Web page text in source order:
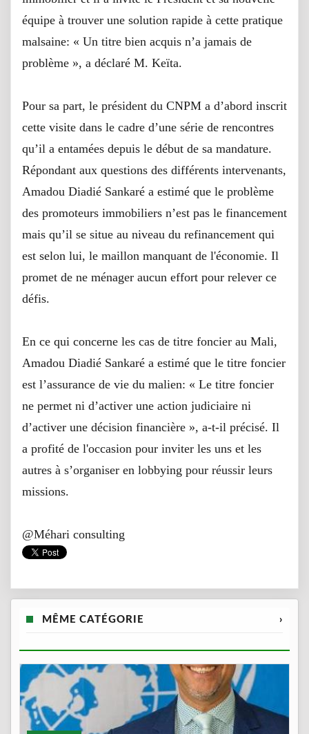
équipe à trouver une solution rapide à cette pratique
malsaine: « Un titre bien acquis n’a jamais de
problème », a déclaré M. Keïta.
Pour sa part, le président du CNPM a d’abord inscrit
cette visite dans le cadre d’une série de rencontres
qu’il a entamées depuis le début de sa mandature.
Répondant aux questions des différents intervenants,
Amadou Diadié Sankaré a estimé que le problème
des promoteurs immobiliers n’est pas le financement
mais qu’il se situe au niveau du refinancement qui
est selon lui, le maillon manquant de l'économie. Il
promet de ne ménager aucun effort pour relever ce
défis.
En ce qui concerne les cas de titre foncier au Mali,
Amadou Diadié Sankaré a estimé que le titre foncier
est l’assurance de vie du malien: « Le titre foncier
ne permet ni d’activer une action judiciaire ni
d’activer une décision financière », a-t-il précisé. Il
a profité de l'occasion pour inviter les uns et les
autres à s’organiser en lobbying pour réussir leurs
missions.
@Méhari consulting
MÊME CATÉGORIE ›